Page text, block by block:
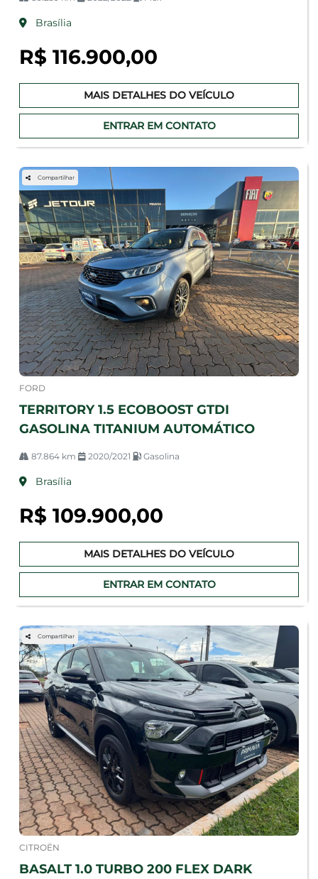
Brasília
R$ 116.900,00
MAIS DETALHES DO VEÍCULO
ENTRAR EM CONTATO
Compartilhar
FORD
TERRITORY 1.5 ECOBOOST GTDI
GASOLINA TITANIUM AUTOMÁTICO
87.864 km 2020/2021 Gasolina
Brasília
R$ 109.900,00
MAIS DETALHES DO VEÍCULO
ENTRAR EM CONTATO
Compartilhar
CITROËN
BASALT 1.0 TURBO 200 FLEX DARK